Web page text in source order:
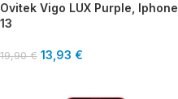
Ovitek Vigo LUX Purple, Iphone
13
19,90€ 13,93 €